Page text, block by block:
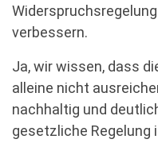
verbessern.
Ja, wir wissen, dass
alleine nicht
nachhaltig und
gesetzliche Regelung